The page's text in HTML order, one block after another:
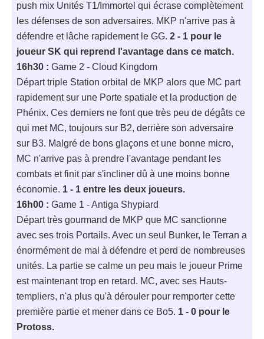
push mix Unités T1/Immortel qui écrase complètement
les défenses de son adversaires. MKP n'arrive pas à
défendre et lâche rapidement le GG. 2 - 1 pour le
joueur SK qui reprend l'avantage dans ce match.
16h30 : Game 2 - Cloud Kingdom
Départ triple Station orbital de MKP alors que MC part
rapidement sur une Porte spatiale et la production de
Phénix. Ces derniers ne font que très peu de dégâts ce
qui met MC, toujours sur B2, derrière son adversaire
sur B3. Malgré de bons glaçons et une bonne micro,
MC n'arrive pas à prendre l'avantage pendant les
combats et finit par s'incliner dû à une moins bonne
économie. 1 - 1 entre les deux joueurs.
16h00 : Game 1 - Antiga Shypiard
Départ très gourmand de MKP que MC sanctionne
avec ses trois Portails. Avec un seul Bunker, le Terran a
énormément de mal à défendre et perd de nombreuses
unités. La partie se calme un peu mais le joueur Prime
est maintenant trop en retard. MC, avec ses Hauts-
templiers, n'a plus qu'à dérouler pour remporter cette
première partie et mener dans ce Bo5. 1 - 0 pour le
Protoss.